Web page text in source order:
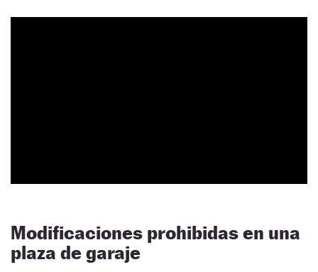
Modificaciones prohibidas en una
plaza de garaje